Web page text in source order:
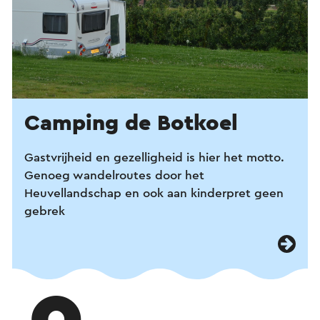
Camping de Botkoel
Gastvrijheid en gezelligheid is hier het motto.
Genoeg wandelroutes door het
Heuvellandschap en ook aan kinderpret geen
gebrek